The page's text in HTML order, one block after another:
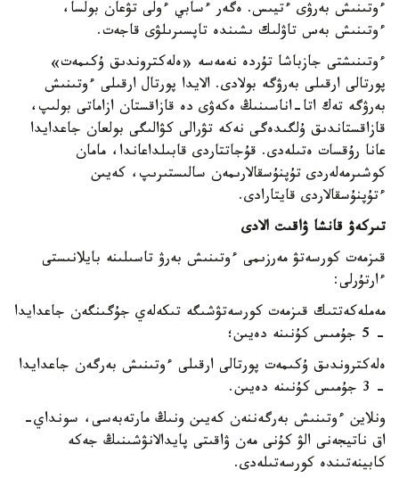
ءوتىنىش بەرۋى ءتيىس. ەگەر ءسابي ءولى تۋعان بولسا،
ءوتىنىش بەس تاۋلىك ىشىندە تاپسىرىلۋى قاجەت.
ءوتىنىشتى جازباشا تۇردە نەمەسە «ەلەكتروندىق ۇكىمەت»
پورتالى ارقىلى بەرۋگە بولادى. الايدا پورتال ارقىلى ءوتىنىش
بەرۋگە تەك اتا-اناسىنىڭ ەكەۋى دە قازاقستان ازاماتى بولىپ،
قازاقستاندىق ۇلگىدەگى نەكە تۋرالى كۋالىگى بولعان جاعدايدا
عانا رۇقسات ەتىلەدى. قۇجاتتاردى قابىلداعاندا، مامان
كوشىرمەلەردى تۇپنۇسقالارىمەن سالىستىرىپ، كەيىن
ءتۇپنۇسقالاردى قايتارادى.
تىركەۋ قانشا ۋاقىت الادى
قىزمەت كورسەتۋ مەرزىمى ءوتىنىش بەرۋ تاسىلىنە بايلانىستى
ءارتۇرلى:
مەملەكەتتىك قىزمەت كورسەتۋشىگە تىكەلەي جۇگىنگەن جاعدايدا
- 5 جۇمىس كۇنىنە دەيىن؛
ەلەكتروندىق ۇكىمەت پورتالى ارقىلى ءوتىنىش بەرگەن جاعدايدا
- 3 جۇمىس كۇنىنە دەيىن.
ونلاين ءوتىنىش بەرگەننەن كەيىن ونىڭ مارتەبەسى، سونداي-
اق ناتيجەنى الۋ كۇنى مەن ۋاقىتى پايدالانۋشىنىڭ جەكە
كابينەتىندە كورسەتىلەدى.